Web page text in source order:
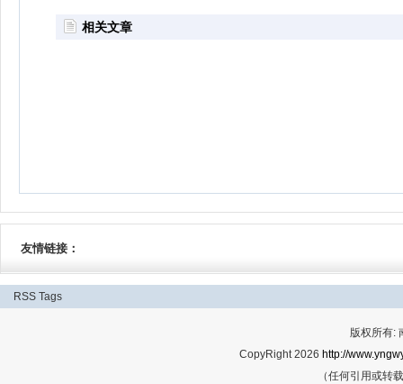
相关文章
友情链接：
RSS Tags
版权所有:
CopyRight 2026 http://
（任何引用或转